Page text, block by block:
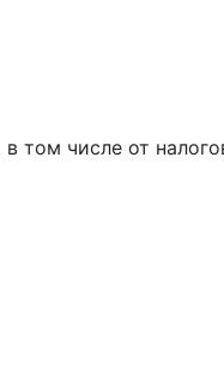
том числе от